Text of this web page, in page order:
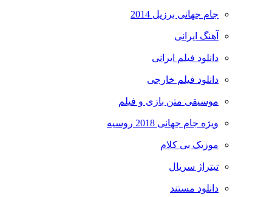
جام جهانی برزیل 2014
آهنگ ایرانی
دانلود فیلم ایرانی
دانلود فیلم خارجی
موسیقی متن بازی و فیلم
ویژه جام جهانی 2018 روسیه
موزیک بی کلام
تیتراژ سریال
دانلود مستند